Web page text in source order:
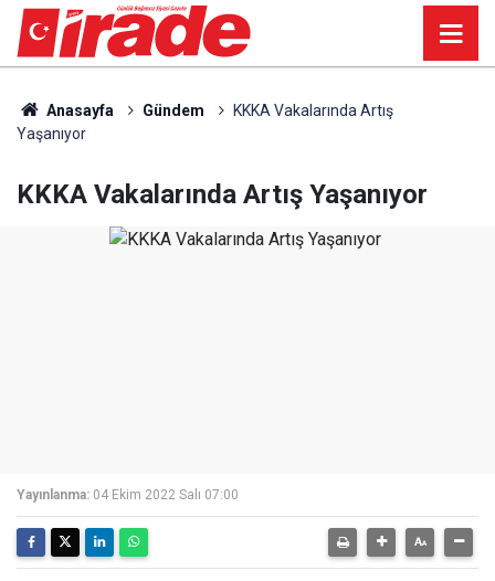
Anasayfa Gündem
KKKA Vakalarında Artış
Yaşanıyor
KKKA Vakalarında Artış Yaşanıyor
Yayınlanma: 04 Ekim 2022 Salı 07:00